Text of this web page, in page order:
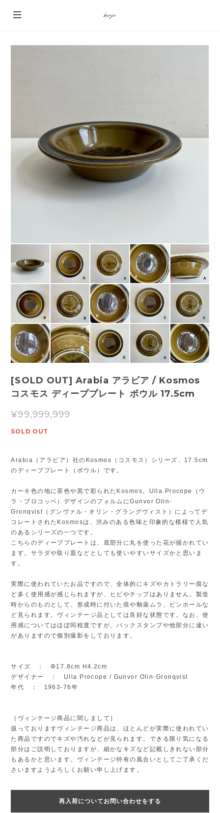
[SOLD OUT] Arabia アラビア / Kosmos
コスモス ディーププレート ボウル 17.5cm
¥99,999,999
SOLD OUT
Arabia（アラビア）社のKosmos（コスモス）シリーズ、17.5cm
のディーププレート（ボウル）です。
カーキ色の地に茶色や黒で彩られたKosmos。Ulla Procope（ウ
ラ・プロコッペ）デザインのフォルムにGunvor Olin-
Gronqvist（グンヴァル・オリン・グラングヴィスト）によってデ
コレートされたKosmosは、渋みのある色味と印象的な模様で人気
のあるシリーズの一つです。
こちらのディーププレートは、底部分に丸を使った花が描かれてい
ます。サラダや取り皿などとしても使いやすいサイズかと思いま
す。
実際に使われていたお品ですので、全体的にキズやカトラリー痕な
ど多く使用感が感じられますが、ヒビやチップはありません。製造
時からのものとして、形成時に付いた痕や釉薬ムラ、ピンホールな
ど見られます。ヴィンテージ品としては良好な状態です。なお、使
用感についてはほぼ同程度ですが、バックスタンプや他部分に違い
がありますので個別撮影をしております。
サイズ ： Φ17.8cm H4.2cm
デザイナー ： Ulla Procope / Gunvor Olin-Gronqvist
年代 ： 1963-76年
［ヴィンテージ商品に関しまして］
扱っておりますヴィンテージ商品は、ほとんどが実際に使われてい
た商品ですのでキズや汚れなどが見られます。できる限り気になる
部分はご説明しておりますが、細かなキズなど記載しきれない部分
もあるかと思います。ヴィンテージ特有の風合いとしてご了承くだ
さいますようよろしくお願い申し上げます。
再入荷についてお問い合わせをする